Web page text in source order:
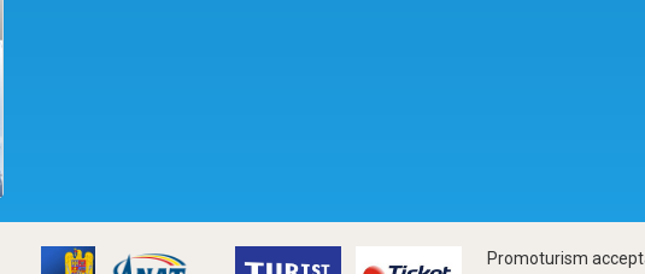
Promoturism